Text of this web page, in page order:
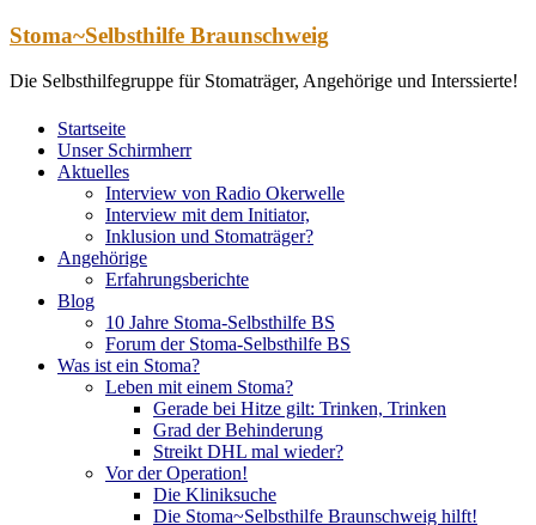
Zum
springen
Stoma~Selbsthilfe Braunschweig
Die Selbsthilfegruppe für Stomaträger, Angehörige und Interssierte!
Startseite
Unser Schirmherr
Aktuelles
Interview von Radio Okerwelle
Interview mit dem Initiator,
Inklusion und Stomaträger?
Angehörige
Erfahrungsberichte
Blog
10 Jahre Stoma-Selbsthilfe BS
Forum der Stoma-Selbsthilfe BS
Was ist ein Stoma?
Leben mit einem Stoma?
Gerade bei Hitze gilt: Trinken, Trinken
Grad der Behinderung
Streikt DHL mal wieder?
Vor der Operation!
Die Kliniksuche
Die Stoma~Selbsthilfe Braunschweig hilft!